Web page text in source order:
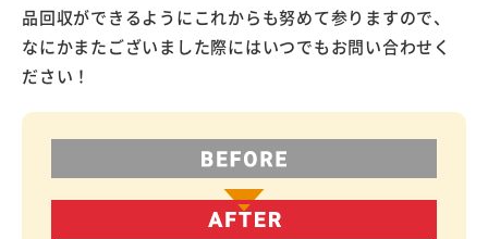
品回収ができるようにこれからも努めて参りますので、
なにかまたございました際にはいつでもお問い合わせく
ださい！